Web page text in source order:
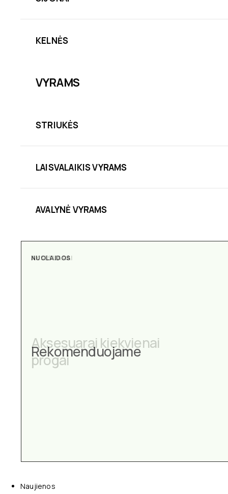
KELNĖS
VYRAMS
STRIUKĖS
LAISVALAIKIS VYRAMS
AVALYNĖ VYRAMS
NUOLAIDOS
Rekomenduojame
AKSESUARAI
Aksesuarai kiekvienai
progai
Naujienos